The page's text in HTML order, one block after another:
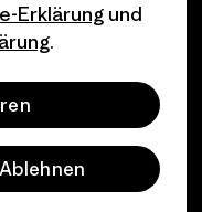
Erklärung und
.